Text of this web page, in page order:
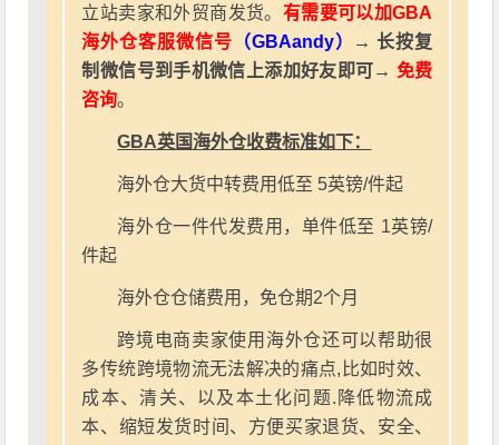
立站卖家和外贸商发货。 有需要可以加GBA
海外仓客服微信号 （GBAandy）
→ 长按复
制微信号到手机微信上添加好友即可→ 免费
咨询。
GBA英国海外仓收费标准如下：
海外仓大货中转费用低至 5英镑/件起
海外仓一件代发费用，单件低至 1英镑/
件起
海外仓仓储费用，免仓期2个月
跨境电商卖家使用海外仓还可以帮助很
多传统跨境物流无法解决的痛点,比如时效、
成本、清关、以及本土化问题.降低物流成
本、缩短发货时间、方便买家退货、安全、